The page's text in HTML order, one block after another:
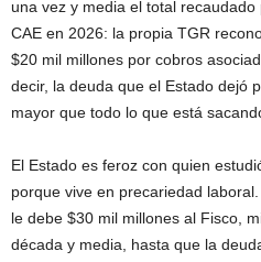
una vez y media el total
CAE en 2026: la propia TGR
$20 mil millones por cobros
decir, la deuda que el Estado dejó
mayor que todo lo que está
El Estado es feroz con quien
porque vive en precariedad
le debe $30 mil millones al Fisco,
década y media, hasta que la